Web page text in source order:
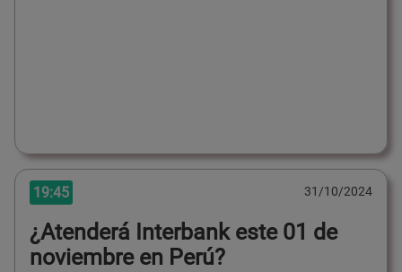
19:45 31/10/2024
¿Atenderá Interbank este 01 de
noviembre en Perú?